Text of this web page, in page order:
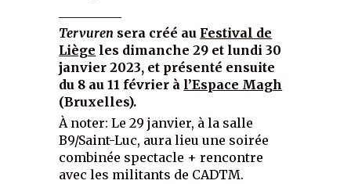
Tervuren sera créé au Festival de
Liège les dimanche 29 et lundi 30
janvier 2023, et présenté ensuite
du 8 au 11 février à l’Espace Magh
(Bruxelles).
À noter: Le 29 janvier, à la salle
B9/Saint-Luc, aura lieu une soirée
combinée spectacle + rencontre
avec les militants de CADTM.